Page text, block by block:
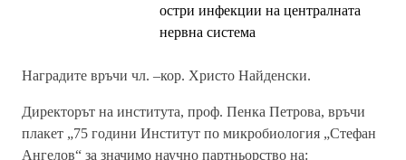
остри инфекции на централната
нервна система
Наградите връчи чл. –кор. Христо Найденски.
Директорът на института, проф. Пенка Петрова, връчи
плакет „75 години Институт по микробиология „Стефан
Ангелов“ за значимо научно партньорство на: